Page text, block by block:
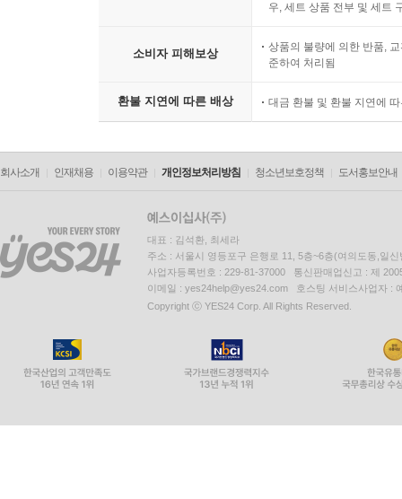
우, 세트 상품 전부 및 세트
소비자 피해보상
상품의 불량에 의한 반품,
준하여 처리됨
환불 지연에 따른 배상 대금 환불 및 환불 지연에
회사소개 인재채용 이용약관 개인정보처리방침 청소년보호정책 도서홍보안내
대표 : 김석환, 최세라
주소 : 서울시 영등포구 은행로 11, 5층~6층(여의도동,일신
사업자등록번호 : 229-81-37000 통신판매업신고 : 제
이메일 : yes24help@yes24.com 호스팅 서비스사업자 :
Copyright ⓒ YES24 Corp. All Rights Reserved.